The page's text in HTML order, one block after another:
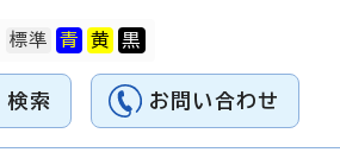
検索 お問い合わせ